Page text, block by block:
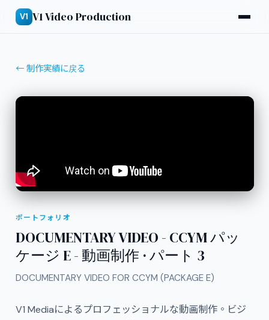
V1 V1 Video Production
← 制作実績に戻る
ポートフォリオ
DOCUMENTARY VIDEO - CCYM パッ
ケージ E - 動画制作 · パート 3
DOCUMENTARY VIDEO FOR CCYM (PACKAGE E)
V1 Mediaによるプロフェッショナルな動画制作。ビジ